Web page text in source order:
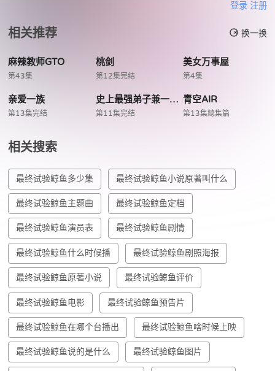
登录 注册
相关推荐 换一换
麻辣教师GTO
第43集
桃剑
第12集完结
美女万事屋
第4集
亲爱一族
第13集完结
史上最强弟子兼一暗之袭击
第11集完结
青空AIR
第13集總集篇
相关搜索
最终试验鲸鱼多少集 最终试验鲸鱼小说原著叫什么
最终试验鲸鱼主题曲 最终试验鲸鱼定档
最终试验鲸鱼演员表 最终试验鲸鱼剧情
最终试验鲸鱼什么时候播 最终试验鲸鱼剧照海报
最终试验鲸鱼原著小说 最终试验鲸鱼评价
最终试验鲸鱼电影 最终试验鲸鱼预告片
最终试验鲸鱼在哪个台播出 最终试验鲸鱼啥时候上映
最终试验鲸鱼说的是什么 最终试验鲸鱼图片